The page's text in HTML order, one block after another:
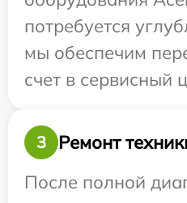
потребуется
мы обеспечим
счет в сервисный
3
Ремонт
После полной